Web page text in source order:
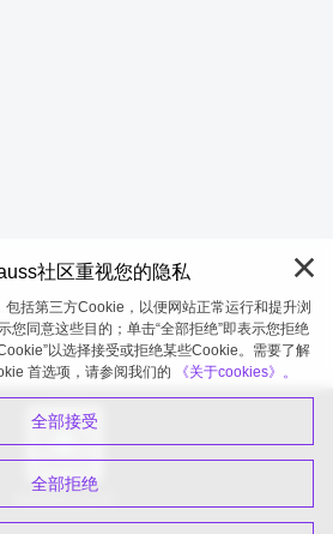
社区重视您的隐私
括第三方Cookie，以便网站正常运行和提升浏
您同意这些目的；单击“全部拒绝”即表示您拒绝
以选择接受或拒绝某些Cookie。需要了解
首选项，请参阅我们的
《关于cookies》。
全部接受
全部拒绝